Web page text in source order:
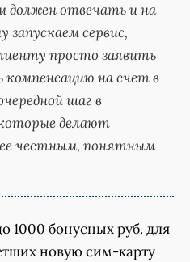
отвечать и на
сервис,
просто заявить
компенсацию на счет в
шаг в
делают
честным, понятным
1000 бонусных руб. для
новую сим-карту